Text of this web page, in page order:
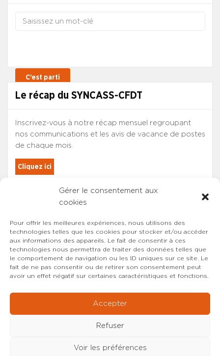
Gérer le consentement aux
cookies
Pour offrir les meilleures expériences, nous utilisons des
technologies telles que les cookies pour stocker et/ou accéder
aux informations des appareils. Le fait de consentir à ces
technologies nous permettra de traiter des données telles que
le comportement de navigation ou les ID uniques sur ce site. Le
fait de ne pas consentir ou de retirer son consentement peut
avoir un effet négatif sur certaines caractéristiques et fonctions.
Accepter
Refuser
Voir les préférences
Le récap du SYNCASS-CFDT
Inscrivez-vous à notre récap mensuel regroupant
nos communications et les avis de vacance de postes
de chaque mois.
Cliquez ici
Les adhérents du SYNCASS-CFDT
sont automatiquement inscrits.